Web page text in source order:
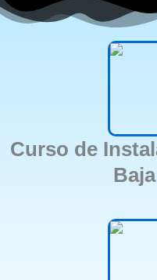
Curso de